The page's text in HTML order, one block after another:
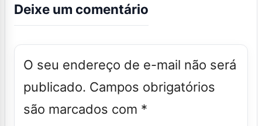
Deixe um comentário
O seu endereço de e-mail não será
publicado. Campos obrigatórios
são marcados com *